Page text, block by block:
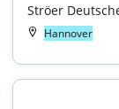
Ströer
Hannover